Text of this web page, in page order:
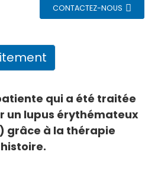
CONTACTEZ-NOUS
qui a été traitée
un lupus érythémateux
grâce à la thérapie